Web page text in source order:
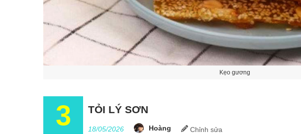
Kẹo gương
3 TỎI LÝ SƠN
18/05/2026 Hoàng Chỉnh sửa